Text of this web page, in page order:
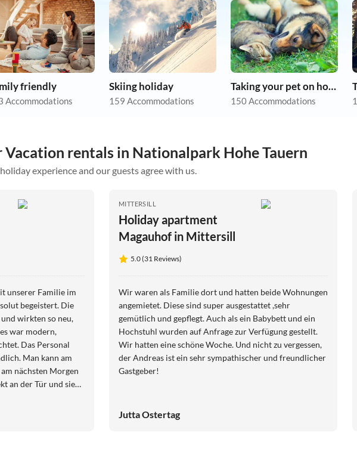
friendly
Accommodations
Skiing holiday
159 Accommodations
Taking your pet on holiday
150 Accommodations
rentals in Nationalpark Hohe Tauern
experience and our guests agree with us.
unserer Familie im
begeistert. Die
wirkten so neu,
war modern,
Das Personal
Man kann am
nächsten Morgen
an der Tür und sie
MITTERSILL
Holiday apartment
Magauhof in Mittersill
5.0 (31 Reviews)
Wir waren als Familie dort und hatten beide Wohnungen
angemietet. Diese sind super ausgestattet ,sehr
gemütlich und gepflegt. Auch als ein Babybett und ein
Hochstuhl wurden auf Anfrage zur Verfügung gestellt.
Wir hatten eine schöne Woche. Und nicht zu vergessen,
der Andreas ist ein sehr sympathischer und freundlicher
Gastgeber!
Jutta Ostertag